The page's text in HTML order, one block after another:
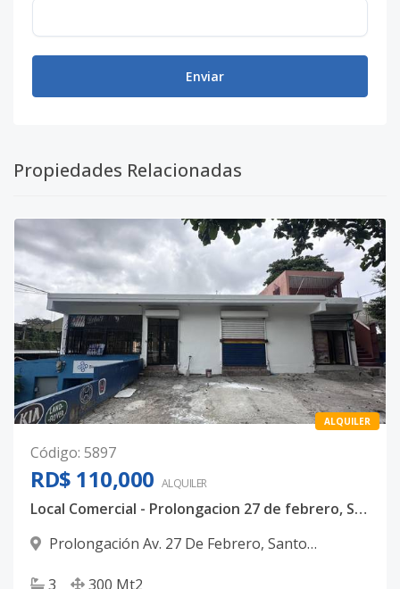
Enviar
Propiedades Relacionadas
ALQUILER
Código: 5897
RD$ 110,000 ALQUILER
Local Comercial - Prolongacion 27 de febrero, Santo Domingo Oeste
Prolongación Av. 27 De Febrero, Santo
3
300 Mt2